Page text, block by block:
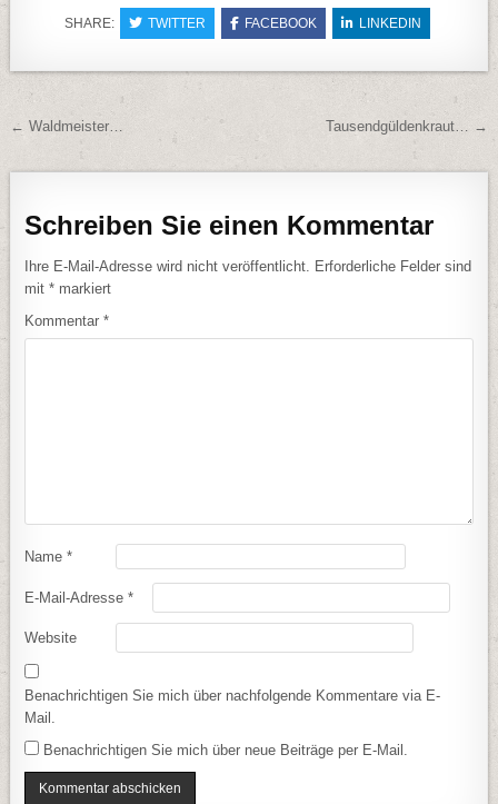
SHARE: TWITTER FACEBOOK LINKEDIN
Beitragsnavigation Tausendgüldenkraut… →
← Waldmeister…
Schreiben Sie einen Kommentar
Ihre E-Mail-Adresse wird nicht veröffentlicht.
Erforderliche Felder sind
mit* markiert
Kommentar*
Name*
E-Mail-Adresse*
Website
Benachrichtigen Sie mich über nachfolgende Kommentare via E-
Mail.
Benachrichtigen Sie mich über neue Beiträge per E-Mail.